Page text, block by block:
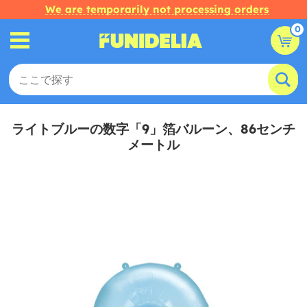
We are temporarily not processing orders
0
ライトブルーの数字「9」箔バルーン、86センチ
メートル